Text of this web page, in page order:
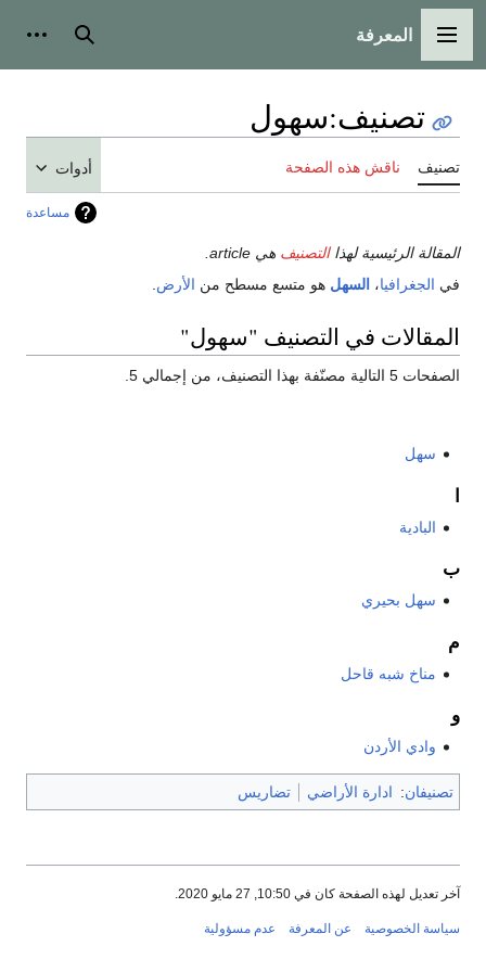
القائمة الرئيسية
المعرفة بحث
تصنيف:سهول
تصنيف ناقش هذه الصفحة أدوات
مساعدة
المقالة الرئيسية لهذاالتصنيف هي article.
في الجغرافيا، السهل هو متسع مسطح من الأرض
المقالات في التصنيف "سهول"
الصفحات 5 التالية مصنّفة بهذا التصنيف، من إجمالي 5.
سهل
البادية
ب
سهل بحيري
م
مناخ شبه قاحل
و
وادي الأردن
تصنيفان: ادارة الأراضي تضاريس
آخر تعديل لهذه الصفحة كان في 10:50, 27 مايو 2020.
سياسة الخصوصية عن المعرفة عدم مسؤولية